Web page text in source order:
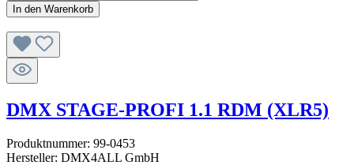
In den Warenkorb
DMX STAGE-PROFI 1.1 RDM (XLR5)
Produktnummer: 99-0453
Hersteller: DMX4ALL GmbH